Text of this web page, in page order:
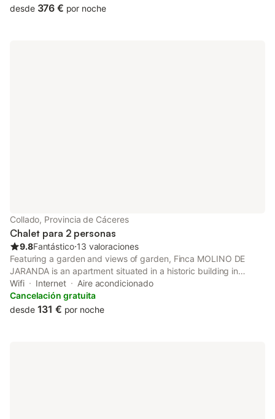
private parking and free WiFi.
desde 376 € por noche
Collado, Provincia de Cáceres
Chalet para 2 personas
9.8Fantástico⋅13 valoraciones
Featuring a garden and views of garden, Finca MOLINO DE
JARANDA is an apartment situated in a historic building in
Collado, 42 km from Parque Natural de Monfragüe. This
property offers access to a patio, free private parking and free
WiFi.
Wifi Internet
Aire acondicionado
Cancelación gratuita
desde 131 € por noche